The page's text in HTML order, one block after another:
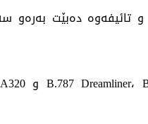
تائیفه‌وه‌ ده‌بێت به‌ره‌و